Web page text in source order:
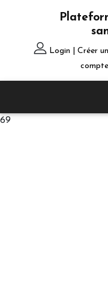
Login | Créer un
compte
69